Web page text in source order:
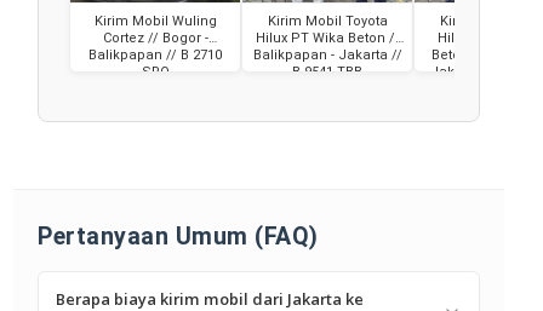
Kirim Mobil Wuling
Cortez // Bogor -
Balikpapan // B 2710
SRQ
Kirim Mobil Toyota
Hilux PT Wika Beton //
Balikpapan - Jakarta //
B 9541 TBB
Kirim Mobil
Hilux milik PT
Beton //
Jakarta // B 9482
Pertanyaan Umum (FAQ)
Berapa biaya kirim mobil dari Jakarta ke